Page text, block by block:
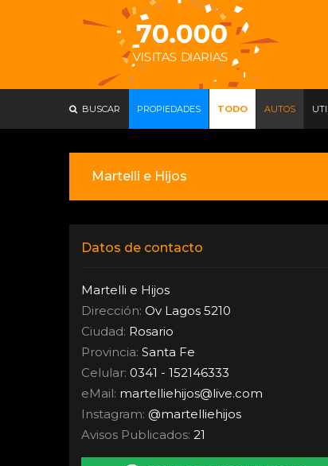
BUSCAR PROPIEDADES TODO AUTOS
Martelli e Hijos
Datos de contacto
Martelli e Hijos
Dirección: Ov Lagos 5210
Ciudad: Rosario
Provincia: Santa Fe
Celular: 0341 - 152146333
eMail: martelliehijos@live.com
Instagram: @martelliehijos
Avisos Publicados: 21